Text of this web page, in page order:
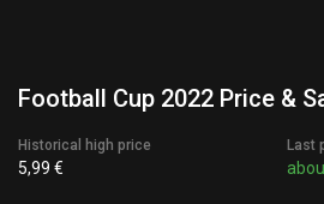
Football Cup 2022 Price &
Historical high price
5,99 €
Last